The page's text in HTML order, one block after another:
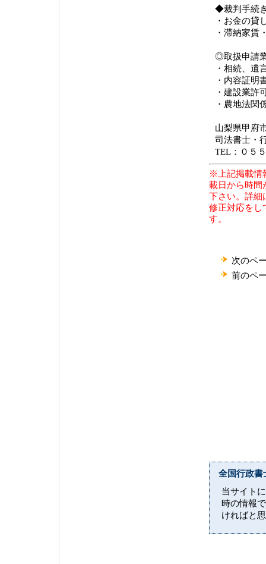
◆裁判手続
・お金の貸
・滞納家賃
◎取扱申請
・相続、遺
・内容証明
・建設業許
・農地法関
山梨県甲府
司法書士・
TEL：０５
※上記掲載情
載日から時間
下さい。詳細
修正対応をし
す。
次のペ
前のペ
全国行政書
当サイト
時の情報
ければと